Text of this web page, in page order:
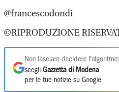
@francescodondi
©RIPRODUZIONE
Non lasciare decidere l'algoritmo:
scegli Gazzetta di Modena
per le tue notizie su Google